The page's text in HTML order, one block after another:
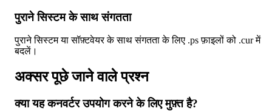
पुराने सिस्टम के साथ संगतता
पुराने सिस्टम या सॉफ़्टवेयर के साथ संगतता के लिए .ps फ़ाइलों को .cur में
बदलें।
अक्सर पूछे जाने वाले प्रश्न
क्या यह कनवर्टर उपयोग करने के लिए मुफ़्त है?